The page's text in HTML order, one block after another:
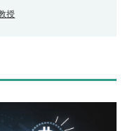
授